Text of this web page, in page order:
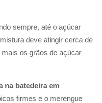
sempre, até o açúcar
deve atingir cerca de
mais os grãos de açúcar
na batedeira em
firmes e o merengue